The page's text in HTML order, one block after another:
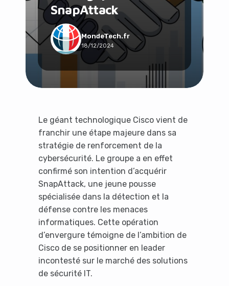
SnapAttack
MondeTech.fr
18/12/2024
Le géant technologique Cisco vient de
franchir une étape majeure dans sa
stratégie de renforcement de la
cybersécurité. Le groupe a en effet
confirmé son intention d’acquérir
SnapAttack, une jeune pousse
spécialisée dans la détection et la
défense contre les menaces
informatiques. Cette opération
d’envergure témoigne de l’ambition de
Cisco de se positionner en leader
incontesté sur le marché des solutions
de sécurité IT.
Social & Communauté
Tech & Développement
Travail & Productivité
Voyage